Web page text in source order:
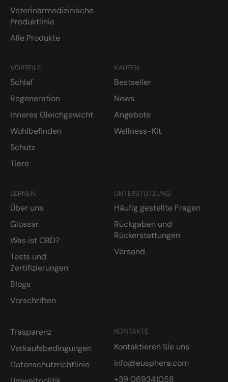
Veterinärmedizinische
Produktlinie
Alle Produkte
VORTEILE
Schlaf
Regeneration
Inneres Gleichgewicht
Wohlbefinden
Schutz
Tiere
KAUFEN
Bestseller
News
Angebote
Wellness-Kit
LERNEN
Über uns
Glossar
Was ist CBD?
Tests und
Zertifizierungen
Blogs
Vorschriften
KONTAKTE
Kontaktieren Sie uns
info@eusphera.com
+39 069341058
UNTERSTÜTZUNG
Häufig gestellte Fragen
Rückgaben und
Rückerstattungen
Versand
Trasparenz
Verkaufsbedingungen
Datenschutzrichtlinie